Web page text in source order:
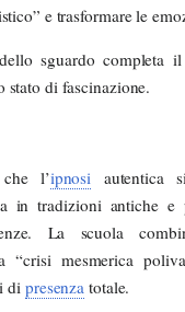
e trasformare le
sguardo completa il
stato di fascinazione.
l’ipnosi autentica
in tradizioni antiche e
La scuola
“crisi mesmerica
di presenza totale.